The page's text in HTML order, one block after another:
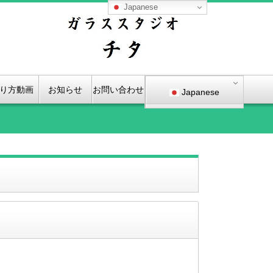
方動画 お知らせ お問い合わせ Japanese
Japanese